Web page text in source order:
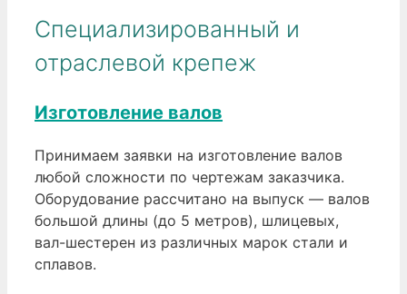
Специализированный и
отраслевой крепеж
Изготовление валов
Принимаем заявки на изготовление валов
любой сложности по чертежам заказчика.
Оборудование рассчитано на выпуск — валов
большой длины (до 5 метров), шлицевых,
вал-шестерен из различных марок стали и
сплавов.